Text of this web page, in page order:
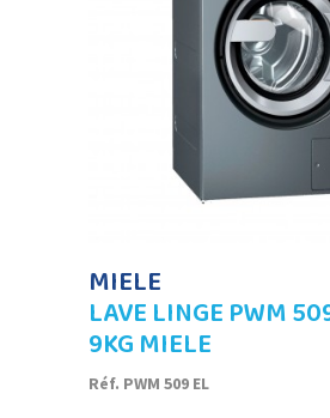
MIELE
LAVE LINGE PWM
9KG MIELE
Réf. PWM 509 EL